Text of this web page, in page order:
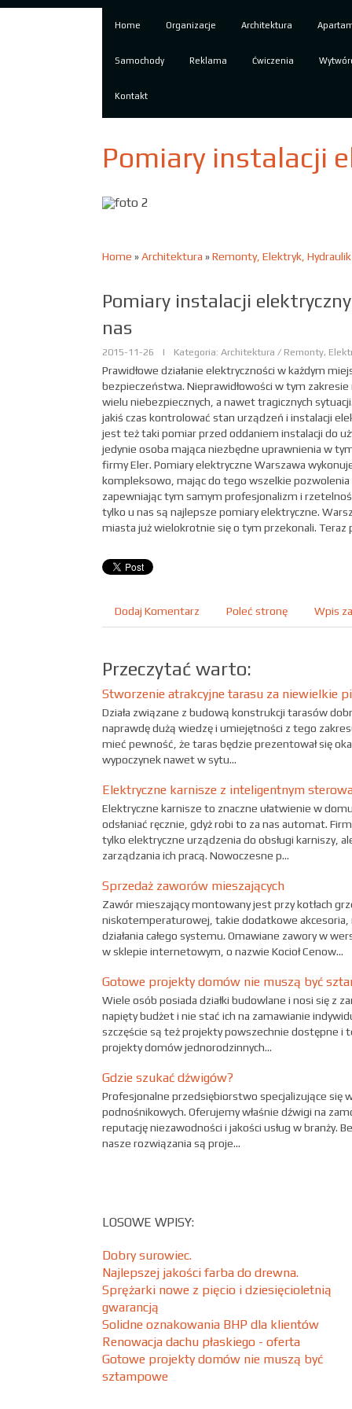
Home Organizacje Architektura
Samochody Reklama Ćwiczenia
Kontakt
Pomiary instalacji
Home »Architektura »Remonty, Elektryk, Hydraulik
Pomiary instalacji
nas
2015-11-26 | Kategoria: Architektura / Remonty,
Prawidłowe działanie elektryczności w każdym
bezpieczeństwa. Nieprawidłowości w tym
wielu niebezpiecznych, a nawet tragicznych
jakiś czas kontrolować stan urządzeń i instalacji
jest też taki pomiar przed oddaniem instalacji do
jedynie osoba mająca niezbędne uprawnienia w
firmy Eler. Pomiary elektryczne Warszawa
kompleksowo, mając do tego wszelkie pozwolenia
zapewniając tym samym profesjonalizm i
tylko u nas są najlepsze pomiary elektryczne.
miasta już wielokrotnie się o tym przekonali. Teraz
Dodaj Komentarz Poleć stronę Wpis
Przeczytać warto:
Stworzenie atrakcyjne tarasu za niewielkie
Działa związane z budową konstrukcji tarasów
naprawdę dużą wiedzę i umiejętności z tego
mieć pewność, że taras będzie prezentował się
wypoczynek nawet w sytu...
Elektryczne karnisze z inteligentnym
Elektryczne karnisze to znaczne ułatwienie w
odsłaniać ręcznie, gdyż robi to za nas automat.
tylko elektryczne urządzenia do obsługi karniszy,
zarządzania ich pracą. Nowoczesne p...
Sprzedaż zaworów mieszających
Zawór mieszający montowany jest przy kotłach
niskotemperaturowej, takie dodatkowe akcesoria,
działania całego systemu. Omawiane zawory w
w sklepie internetowym, o nazwie Kocioł Cenow...
Gotowe projekty domów nie muszą być
Wiele osób posiada działki budowlane i nosi się z
napięty budżet i nie stać ich na zamawianie
szczęście są też projekty powszechnie dostępne i
projekty domów jednorodzinnych...
Gdzie szukać dźwigów?
Profesjonalne przedsiębiorstwo specjalizujące się
podnośnikowych. Oferujemy właśnie dźwigi na
reputację niezawodności i jakości usług w branży.
nasze rozwiązania są proje...
LOSOWE WPISY:
Dobry surowiec.
Najlepszej jakości farba do drewna.
Sprężarki nowe z pięcio i dziesięcioletnią
gwarancją
Solidne oznakowania BHP dla klientów
Renowacja dachu płaskiego - oferta
Gotowe projekty domów nie muszą być
sztampowe